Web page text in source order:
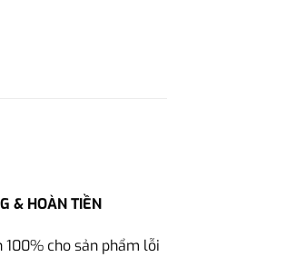
& HOÀN TIỀN
100% cho sản phẩm lỗi